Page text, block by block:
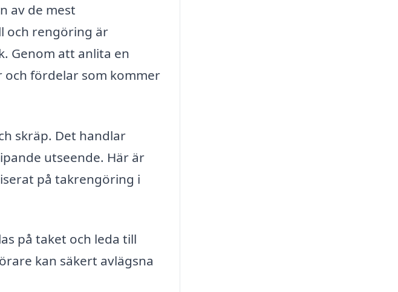
av de mest
och rengöring är
Genom att anlita en
fördelar som kommer
skräp. Det handlar
utseende. Här är
på takrengöring i
på taket och leda till
kan säkert avlägsna